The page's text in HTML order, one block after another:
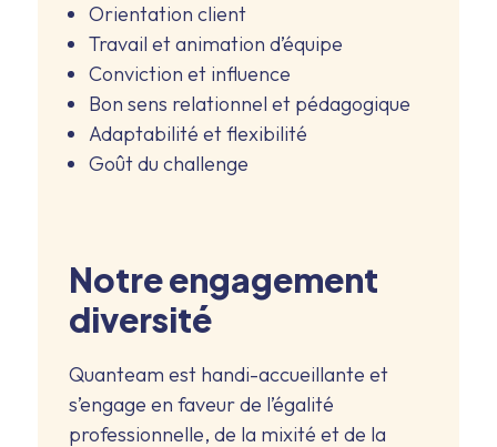
Orientation client
Travail et animation d’équipe
Conviction et influence
Bon sens relationnel et pédagogique
Adaptabilité et flexibilité
Goût du challenge
Notre engagement
diversité
Quanteam est handi-accueillante et
s’engage en faveur de l’égalité
professionnelle, de la mixité et de la